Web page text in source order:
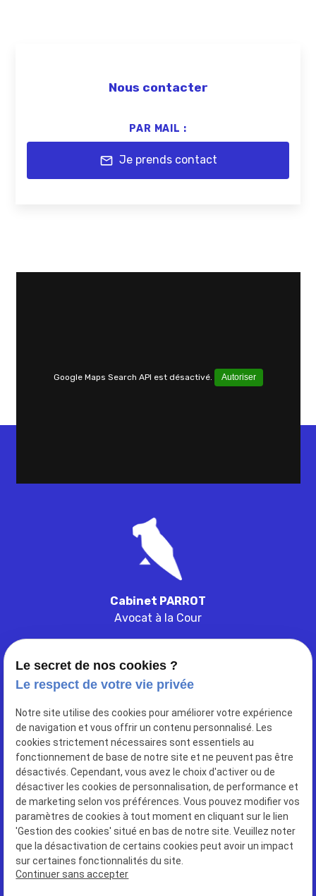
Nous contacter
PAR MAIL :
mail Je prends contact
Google Maps Search API est désactivé. Autoriser
Cabinet PARROT
Avocat à la Cour
place
103 ter rue de belleville
33000BORDEAUX
phone 05 56 52 97 66
SIRET : 75004277200038
Le secret de nos cookies ?
Le respect de votre vie privée
Notre site utilise des cookies pour améliorer votre expérience
de navigation et vous offrir un contenu personnalisé. Les
cookies strictement nécessaires sont essentiels au
fonctionnement de base de notre site et ne peuvent pas être
désactivés. Cependant, vous avez le choix d'activer ou de
désactiver les cookies de personnalisation, de performance et
de marketing selon vos préférences. Vous pouvez modifier vos
paramètres de cookies à tout moment en cliquant sur le lien
'Gestion des cookies' situé en bas de notre site. Veuillez noter
que la désactivation de certains cookies peut avoir un impact
sur certaines fonctionnalités du site.
Continuer sans accepter